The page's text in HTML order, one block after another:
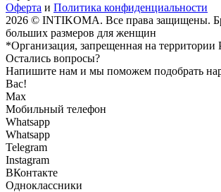
Оферта и Политика конфиденциальности
2026 © INTIKOMA. Все права защищены.
больших размеров для женщин
*Организация, запрещенная на территории
Остались вопросы?
Напишите нам и мы поможем подобрать
Вас!
Max
Мобильный телефон
Whatsapp
Whatsapp
Telegram
Instagram
ВКонтакте
Одноклассники